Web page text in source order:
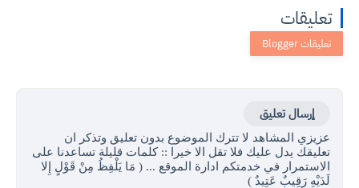
تعليقات
إرسال تعليق
عزيزي المشاهد لا تترك الموضوع بدون تعليق وتذكر ان
تعليقك يدل عليك فلا تقل الا خيرا :: كلمات قليلة تساعدنا على
الاستمرار في خدمتكم ادارة الموقع ... ( مَا يَلْفِظُ مِنْ قَوْلٍ إِلا
لَدَيْهِ رَقِيبٌ عَتِيدٌ )